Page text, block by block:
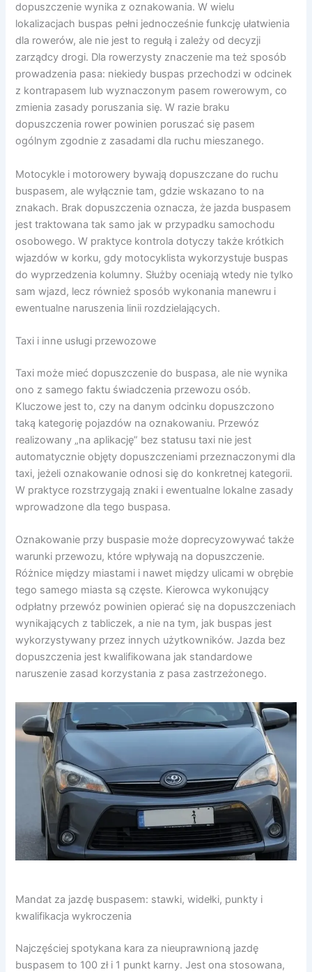
dopuszczenie wynika z oznakowania. W wielu
lokalizacjach buspas pełni jednocześnie funkcję ułatwienia
dla rowerów, ale nie jest to regułą i zależy od decyzji
zarządcy drogi. Dla rowerzysty znaczenie ma też sposób
prowadzenia pasa: niekiedy buspas przechodzi w odcinek
z kontrapasem lub wyznaczonym pasem rowerowym, co
zmienia zasady poruszania się. W razie braku
dopuszczenia rower powinien poruszać się pasem
ogólnym zgodnie z zasadami dla ruchu mieszanego.
Motocykle i motorowery bywają dopuszczane do ruchu
buspasem, ale wyłącznie tam, gdzie wskazano to na
znakach. Brak dopuszczenia oznacza, że jazda buspasem
jest traktowana tak samo jak w przypadku samochodu
osobowego. W praktyce kontrola dotyczy także krótkich
wjazdów w korku, gdy motocyklista wykorzystuje buspas
do wyprzedzenia kolumny. Służby oceniają wtedy nie tylko
sam wjazd, lecz również sposób wykonania manewru i
ewentualne naruszenia linii rozdzielających.
Taxi i inne usługi przewozowe
Taxi może mieć dopuszczenie do buspasa, ale nie wynika
ono z samego faktu świadczenia przewozu osób.
Kluczowe jest to, czy na danym odcinku dopuszczono
taką kategorię pojazdów na oznakowaniu. Przewóz
realizowany „na aplikację” bez statusu taxi nie jest
automatycznie objęty dopuszczeniami przeznaczonymi dla
taxi, jeżeli oznakowanie odnosi się do konkretnej kategorii.
W praktyce rozstrzygają znaki i ewentualne lokalne zasady
wprowadzone dla tego buspasa.
Oznakowanie przy buspasie może doprecyzowywać także
warunki przewozu, które wpływają na dopuszczenie.
Różnice między miastami i nawet między ulicami w obrębie
tego samego miasta są częste. Kierowca wykonujący
odpłatny przewóz powinien opierać się na dopuszczeniach
wynikających z tabliczek, a nie na tym, jak buspas jest
wykorzystywany przez innych użytkowników. Jazda bez
dopuszczenia jest kwalifikowana jak standardowe
naruszenie zasad korzystania z pasa zastrzeżonego.
Mandat za jazdę buspasem: stawki, widełki, punkty i
kwalifikacja wykroczenia
Najczęściej spotykana kara za nieuprawnioną jazdę
buspasem to 100 zł i 1 punkt karny. Jest ona stosowana,